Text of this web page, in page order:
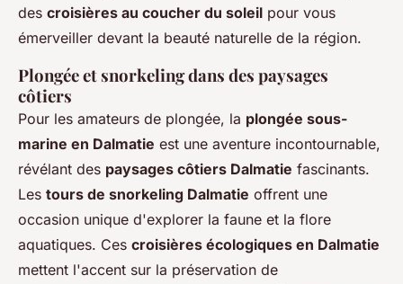
des croisières au coucher du soleil pour vous
émerveiller devant la beauté naturelle de la région.
Plongée et snorkeling dans des paysages
côtiers
Pour les amateurs de plongée, la plongée sous-
marine en Dalmatie est une aventure incontournable,
révélant des paysages côtiers Dalmatie fascinants.
Les tours de snorkeling Dalmatie offrent une
occasion unique d'explorer la faune et la flore
aquatiques. Ces croisières écologiques en Dalmatie
mettent l'accent sur la préservation de